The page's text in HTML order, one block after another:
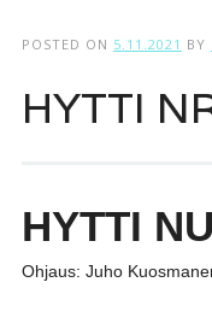
POSTED ON 5.11.2021 BY
HYTTI
HYTTI
Ohjaus: Juho